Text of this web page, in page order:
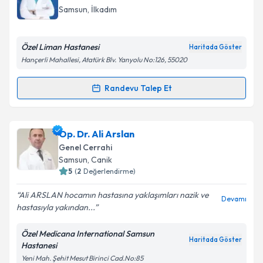
takvim hazırlandığında e-posta ile bilgilendireceğiz.
Kişisel verilerimin işlenmesine ilişkin
Metni'ni okudum ve kişisel verilerimin belirtilen
Takvim Talebini Gönder
Samsun, İlkadım
Özel Liman Hastanesi Haritada Göster
Hançerli Mahallesi, Atatürk Blv. Yanyolu No:126, 55020
Randevu Talep Et
Randevu Takvimi Talebi
Dr. Aytaç Emre Kocaoğlu
oluşturun. Size bu uzmandan randevu almanız için bir
takvim hazırlandığında e-posta ile bilgilendireceğiz.
Kişisel verilerimin işlenmesine ilişkin
Aydınlatma
Metni
Op. Dr. Ali Arslan
Genel Cerrahi
Samsun, Canik
5 (2 Değerlendirme)
Ali ARSLAN hocamın hastasına yaklaşımları nazik ve
hastasıyla yakından...
Devamı
Özel Medicana International Samsun
Hastanesi
Haritada Göster
Yeni Mah. Şehit Mesut Birinci Cad.No:85